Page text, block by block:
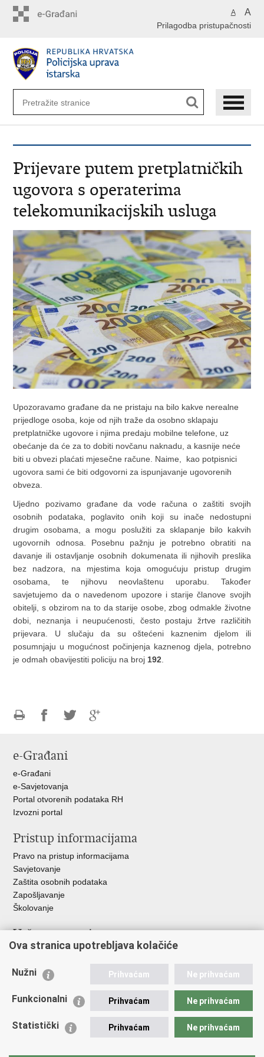
A A
Prilagodba pristupačnosti
Prijevare putem pretplatničkih
ugovora s operaterima
telekomunikacijskih usluga
Upozoravamo građane da ne pristaju na bilo kakve nerealne
prijedloge osoba, koje od njih traže da osobno sklapaju
pretplatničke ugovore i njima predaju mobilne telefone, uz
obećanje da će za to dobiti novčanu naknadu, a kasnije neće
biti u obvezi plaćati mjesečne račune. Naime, kao potpisnici
ugovora sami će biti odgovorni za ispunjavanje ugovorenih
obveza.
Ujedno pozivamo građane da vode računa o zaštiti svojih
osobnih podataka, poglavito onih koji su inače nedostupni
drugim osobama, a mogu poslužiti za sklapanje bilo kakvih
ugovornih odnosa. Posebnu pažnju je potrebno obratiti na
davanje ili ostavljanje osobnih dokumenata ili njihovih preslika
bez nadzora, na mjestima koja omogućuju pristup drugim
osobama, te njihovu neovlaštenu uporabu. Također
savjetujemo da o navedenom upozore i starije članove svojih
obitelji, s obzirom na to da starije osobe, zbog odmakle životne
dobi, neznanja i neupućenosti, često postaju žrtve različitih
prijevara. U slučaju da su oštećeni kaznenim djelom ili
posumnjaju u mogućnost počinjenja kaznenog djela, potrebno
je odmah obavijestiti policiju na broj 192
FacebookuTwitteru
e-Građani
e-Građani
e-Savjetovanja
Portal otvorenih podataka RH
Izvozni portal
Pristup informacijama
Pravo na pristup informacijama
Savjetovanje
Zaštita osobnih podataka
Zapošljavanje
Školovanje
Važne poveznice
Ministarstvo unutarnjih poslova
Udruge
Policijska akademija
Zaklada policijske solidarnosti
Vučetić"
Ova stranica upotrebljava kolačiće
Nužni Prihvaćam Ne prihvaćam
Funkcionalni Prihvaćam Ne prihvaćam
Statistički Prihvaćam Ne prihvaćam